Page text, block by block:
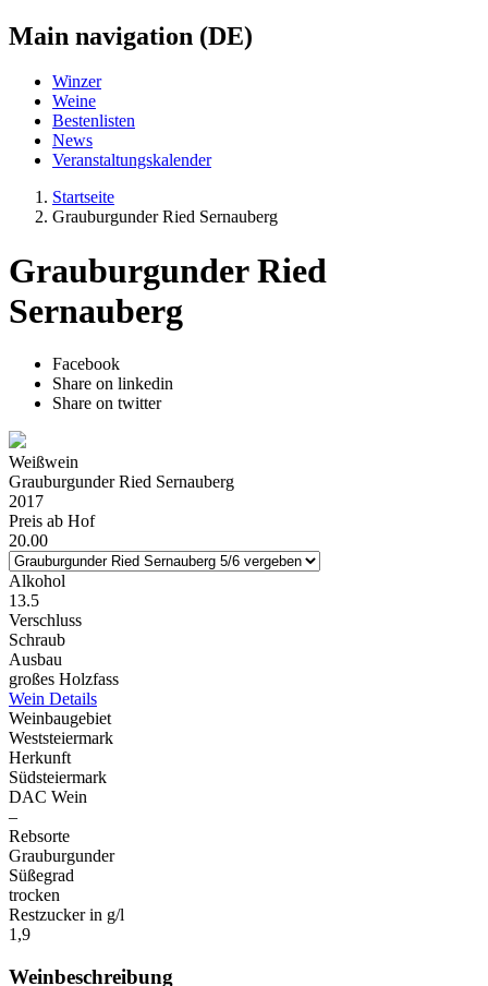
Main navigation (DE)
Winzer
Weine
Bestenlisten
News
Veranstaltungskalender
Startseite
Grauburgunder Ried Sernauberg
Grauburgunder Ried
Sernauberg
Facebook
Share on linkedin
Share on twitter
Weißwein
Grauburgunder Ried Sernauberg
2017
Preis ab Hof
20.00
Alkohol
13.5
Verschluss
Schraub
Ausbau
großes Holzfass
Wein Details
Weinbaugebiet
Weststeiermark
Herkunft
Südsteiermark
DAC Wein
–
Rebsorte
Grauburgunder
Süßegrad
trocken
Restzucker in g/l
1,9
Weinbeschreibung